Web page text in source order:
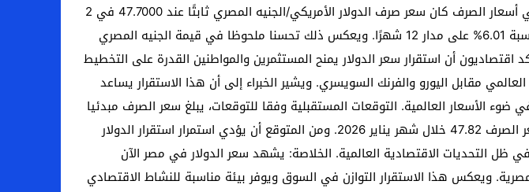
مصرف أبوظبي الإسلامي نحو 47.24 جنيه للشراء و47.34 جنيه للبيع. التطورات الأخيرة في أسعار الصرف كان سعر صرف الدولار الأمريكي/الجنيه المصري ثابتًا عند 47.7000 في 2
يناير 2026. وعلى مدار الشهر الماضي، ضعف الجنيه المصري بنسبة 0.32%، لكنه ارتفع بنسبة 6.01% على مدار 12 شهرًا. ويعكس ذلك تحسنا ملحوظا في قيمة الجنيه المصري
أن استقرار سعر الدولار يمنح المستثمرين والمواطنين القدرة على التخطيط
مقابل اليورو والفرنك السويسري. ويشير الخبراء إلى أن هذا الاستقرار يساعد
الأسعار العالمية. التوقعات المستقبلية وفقا للتوقعات، يبلغ سعر الصرف مبدئيا
47.65 جنيها مصريا. أعلى سعر صرف هو 48.60، وأدنى سعر هو 47.16. ويبلغ متوسط ​​سعر الصرف 47.82 خلال شهر يناير 2026. ومن المتوقع أن يؤدي استمرار استقرار الدولار
ظل التحديات الاقتصادية العالمية. الخلاصة: يشهد سعر الدولار في مصر الآن
و47.30 جنيه للبيع في معظم البنوك المصرية. ويعكس هذا الاستقرار التوازن في السوق ويوفر بيئة مناسبة للنشاط الاقتصادي